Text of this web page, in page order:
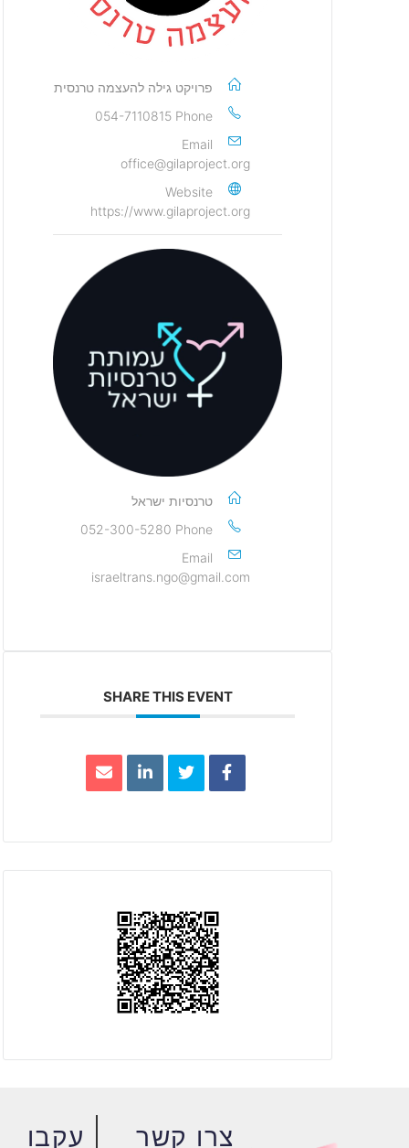
פרויקט גילה להעצמה טרנסית
Phone
054-7110815
Email
office@gilaproject.org
Website
https://www.gilaproject.org
טרנסיות ישראל
Phone
052-300-5280
Email
israeltrans.ngo@gmail.com
SHARE THIS EVENT
עקבו צרו קשר